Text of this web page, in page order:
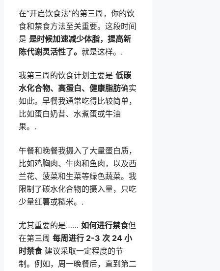
在“开启饮食法”的第三周，你的饮
食和禁食方法至关重要。这段时间
是 是时候加速减少体脂，提高新
陈代谢灵活性了。 就是这样。.
我第三周的饮食计划主要是 低碳
水化合物、高蛋白、健康脂肪确实
如此。早餐我通常吃得比较简单，
比如蛋白奶昔、水煮蛋或牛油
果。.
午餐和晚餐我摄入了大量蛋白质，
比如鸡胸肉、牛肉和鱼肉，以及西
兰花、菠菜和生菜等绿色蔬菜。我
限制了碳水化合物的摄入量，只吃
少量红薯或糙米。.
尤其重要的是…… 如何进行禁食但
在第三周 每周进行 2-3 次 24 小
时禁食建议采取一定程度的节
制。例如，周一晚餐后，直到第二